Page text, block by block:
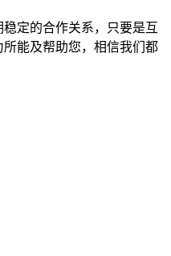
定的合作关系，只要是互
能及帮助您，相信我们都